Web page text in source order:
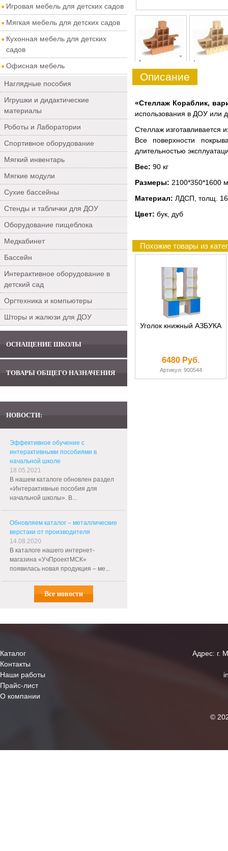
Игровая мебель для детских садов
Мягкая мебель для детских садов
Кухонная мебель для детских
садов
Офисная мебель
Наглядные пособия
Игрушки и дидактические
материалы
Роботы и Лаборатории
Спортивное оборудование
Мягкий инвентарь
Мягкие модули
Сухие бассейны
Стенды и таблички для ДОУ
Оборудование пищеблока
Медкабинет
Бассейн
Интерактивное оборудование в
детский сад
Оргтехника и компьютеры
Шторы и жалюзи для ДОУ
ОСНАЩЕНИЕ ШКОЛЫ
ТОВАРЫ ОБЩЕГО НАЗНАЧЕНИЯ
НОВОСТИ:
Эффективное обучение с
интерактивными пособиями в
начальной школе
18.05.2021
В нашем каталоге обновлен раздел
«Интерактивные пособия для
начальной школы». В...
Обновляем каталог – металлические
верстаки от производителя
14.08.2020
В каталоге нашего интернет-
магазина «УчПроектМСК»
появилась новая продукция – ме...
Все новости
0 1
Описание
«Стеллаж Кораблик,
использования в ДОУ или
Стеллаж изготавливается
Все поверхности
длительностью
Вес: 90 кг
Размеры: 2100*350*1600
Материал: ЛДСП, толщ.
Цвет: бук, дуб
Похожие товары из
Уголок книжный АЗБУКА
6480 Руб.
Артикул: 900544
Каталог
Контакты
Наши работы
Прайс-лист
О компании
Адрес: г.
©